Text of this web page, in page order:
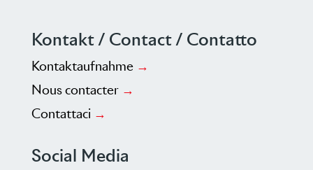
Kontakt / Contact / Contatto
Kontaktaufnahme→
Nous contacter→
Contattaci →
Social Media